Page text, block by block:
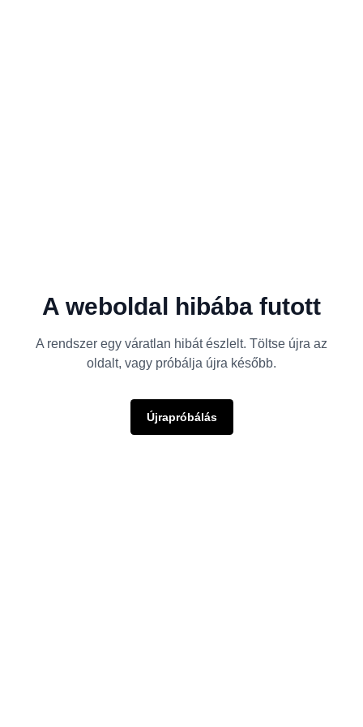
A weboldal hibába futott
A rendszer egy váratlan hibát észlelt. Töltse újra az
oldalt, vagy próbálja újra később.
Újrapróbálás